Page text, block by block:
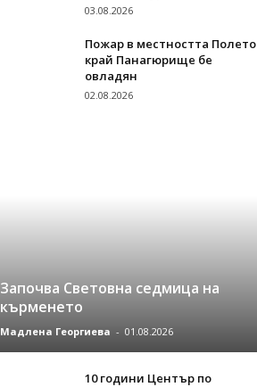
03.08.2026
Пожар в местността Полето
край Панагюрище бе
овладян
02.08.2026
Започва Световна седмица на
кърменето
Мадлена Георгиева - 01.08.2026
10 години Център по